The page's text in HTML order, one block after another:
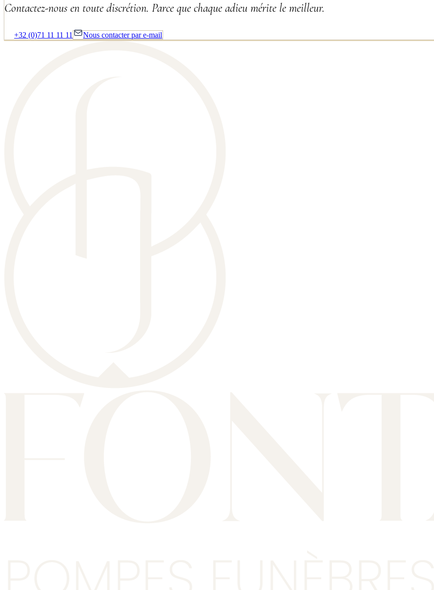
Contactez-nous en toute discrétion. Parce que chaque adieu mérite le meilleur.
+32 (0)71 11 11 11 Nous contacter par e-mail